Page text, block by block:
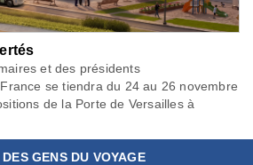
et des présidents
se tiendra du 24 au 26 novembre
de la Porte de Versailles à
GENS DU VOYAGE